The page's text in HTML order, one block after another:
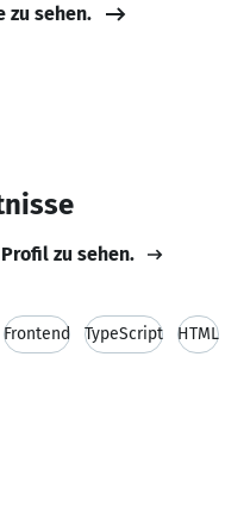
zu sehen.
zu sehen.
Frontend TypeScript HTML